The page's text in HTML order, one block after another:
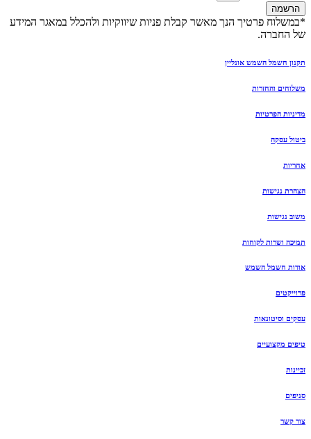
הרשמה
*במשלוח פרטיך הנך מאשר קבלת פניות שיווקיות ולהכלל במאגר המידע
של החברה.
תקנון חשמל השמש אונליין
משלוחים והחזרות
מדיניות הפרטיות
ביטול עסקה
אחריות
הצהרת נגישות
משוב נגישות
תמיכה ושרות לקוחות
אודות חשמל השמש
פרוייקטים
עסקים וסיטונאות
טיפים מקצועיים
זכיינות
סניפים
צור קשר